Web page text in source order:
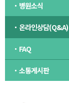
병원소식
온라인상담(Q&A)
FAQ
소통게시판